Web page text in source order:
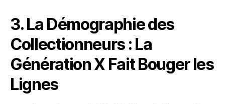
3. La Démographie des
Collectionneurs : La
Génération X Fait Bouger les
Lignes